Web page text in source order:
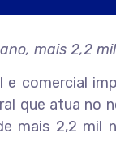
mais 2,2
e comercial
que atua no
mais 2,2 mil